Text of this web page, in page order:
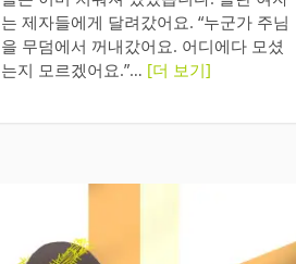
는 제자들에게 달려갔어요. “누군가 주님
을 무덤에서 꺼내갔어요. 어디에다 모셨
는지 모르겠어요.”… [더 보기]